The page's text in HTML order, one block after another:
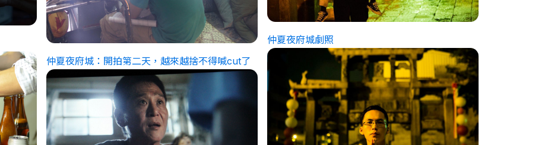
仲夏夜府城：開拍第二天，越來越捨不得喊cut了
仲夏夜府城劇照